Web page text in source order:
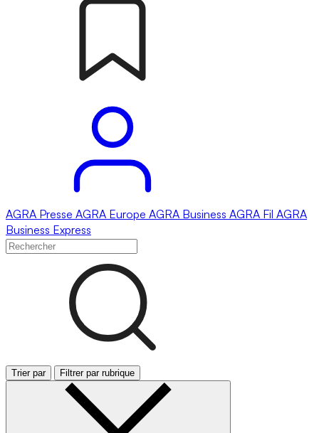
AGRA Presse AGRA Europe AGRA Business AGRA Fil AGRA
Business Express
Trier par Filtrer par rubrique